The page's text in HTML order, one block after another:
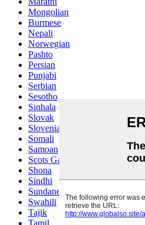
Mongolian
Burmese
Nepali
Norwegian
Pashto
Persian
Punjabi
Serbian
Sesotho
Sinhala
Slovak
Slovenian
Somali
Samoan
Scots Gaelic
Shona
Sindhi
Sundanese
Swahili
Tajik
Tamil